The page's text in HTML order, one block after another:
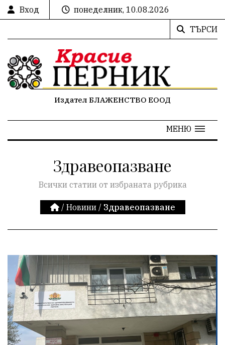
Вход
понеделник, 10.08.2026
ТЪРСИ
Издател БЛАЖЕНСТВО ЕООД
МЕНЮ
Здравеопазване
Всички статии от избраната рубрика
/ Новини / Здравеопазване